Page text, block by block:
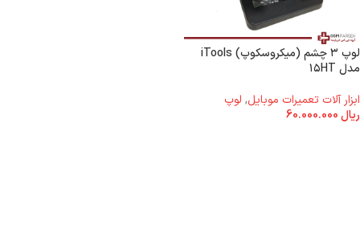
لوپ ۳ چشم (میکروسکوپ) iTools
مدل ۱۵HT
ابزار آلات تعمیرات موبایل, لوپ
ریال